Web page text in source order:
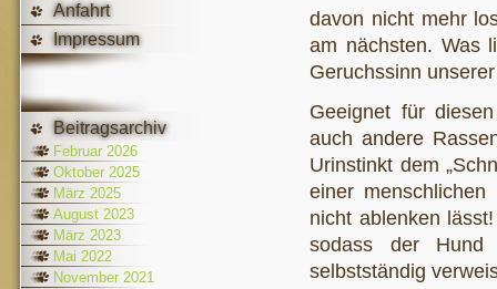
Anfahrt
Impressum
Beitragsarchiv
Februar 2026
Oktober 2025
März 2025
August 2023
März 2023
Mai 2022
November 2021
davon nicht mehr
am nächsten. Was
Geruchssinn
Geeignet für
auch andere
Urinstinkt dem
einer
nicht ablenken
sodass der
selbstständig